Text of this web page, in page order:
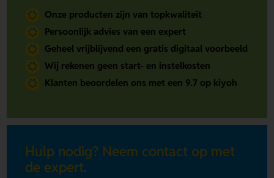
Onze producten zijn van topkwaliteit
Persoonlijk advies van een expert
Geheel vrijblijvend een gratis digitaal voorbeeld
Wij rekenen geen start- en instelkosten
Klanten beoordelen ons met een 9.7 op kiyoh
Hulp nodig? Neem contact op met
de expert.